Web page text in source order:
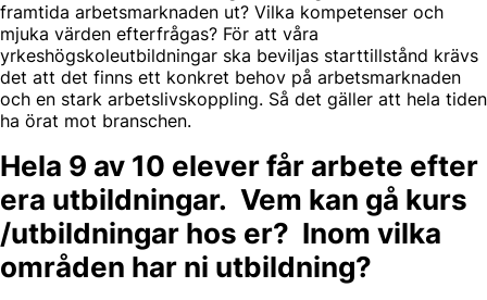
framtida arbetsmarknaden ut? Vilka kompetenser och
mjuka värden efterfrågas? För att våra
yrkeshögskoleutbildningar ska beviljas starttillstånd krävs
det att det finns ett konkret behov på arbetsmarknaden
och en stark arbetslivskoppling. Så det gäller att hela tiden
ha örat mot branschen.
Hela 9 av 10 elever får arbete efter
era utbildningar. Vem kan gå kurs
/utbildningar hos er? Inom vilka
områden har ni utbildning?